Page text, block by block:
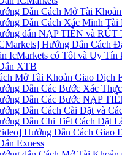
Dẫn Cách Mở Tài
Dẫn Cách Xác Minh
dẫn NẠP TIỀN và RÚT
Hướng Dẫn Cách
IcMarkets có Tốt và Uy Tín
XTB
Mở Tài Khoản Giao Dịch
Dẫn Các Bước Xác
Dẫn Các Bước NẠP
Dẫn Cách Cài Đặt và
Dẫn Chi Tiết Cách Đặt
Hướng Dẫn Cách Giao
Exness